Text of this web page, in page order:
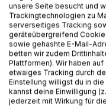
denen niemand
Während Jack Sahra
Macht verführt, stößt
Spuren desselben
Und Naomi, einst das
hat längst jedes
einzigen Schlag
riskieren.
Drei Menschen
unsere Seite besucht und
Trackingtechnologien zu
serverseitiges Tracking
geräteübergreifend
sowie gehashte E-Mail-
betten wir zudem
Plattformen). Wir haben
etwaiges Tracking durch
Einstellung willigst du in
kannst deine Einwilligung
jederzeit mit Wirkung für